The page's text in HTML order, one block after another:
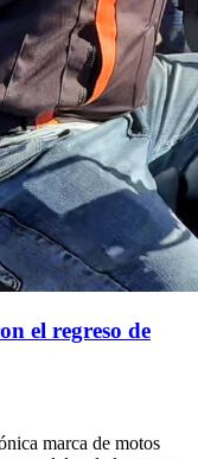
el regreso de
marca de motos